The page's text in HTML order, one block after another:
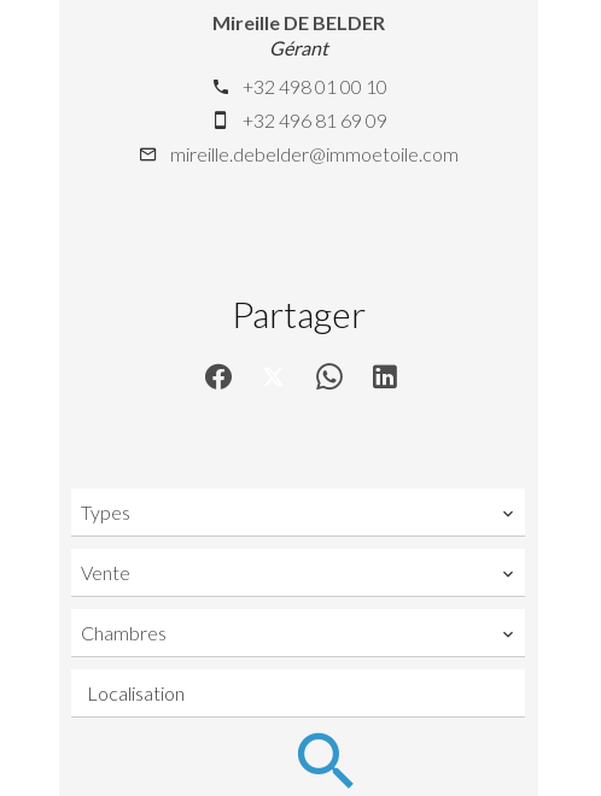
Mireille DE BELDER
Gérant
+32 498 01 00 10
+32 496 81 69 09
mireille.debelder@immoetoile.com
Partager
Types
Vente
Chambres
Localisation